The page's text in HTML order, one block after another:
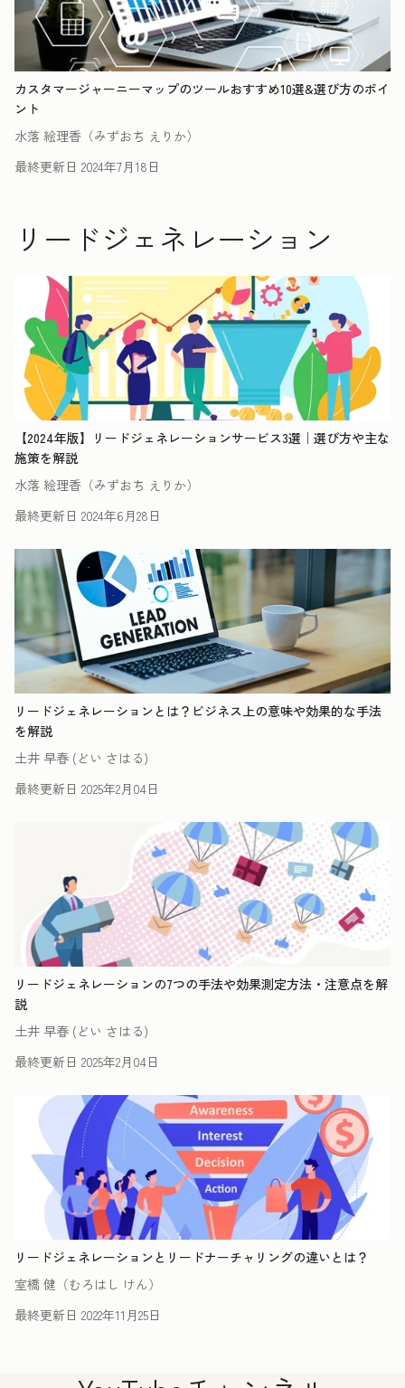
カスタマージャーニーマップのツールおすすめ10選&選び方のポイ
ント
水落 絵理香（みずおち えりか）
最終更新日 2024年7月18日
リードジェネレーション
【2024年版】リードジェネレーションサービス3選｜選び方や主な
施策を解説
水落 絵理香（みずおち えりか）
最終更新日 2024年6月28日
リードジェネレーションとは？ビジネス上の意味や効果的な手法
を解説
土井 早春 (どい さはる)
最終更新日 2025年2月04日
リードジェネレーションの7つの手法や効果測定方法・注意点を解
説
土井 早春 (どい さはる)
最終更新日 2025年2月04日
リードジェネレーションとリードナーチャリングの違いとは？
室橋 健（むろはし けん）
最終更新日 2022年11月25日